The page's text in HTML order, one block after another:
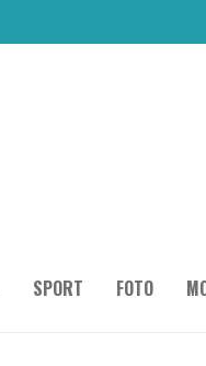
SPORT FOTO